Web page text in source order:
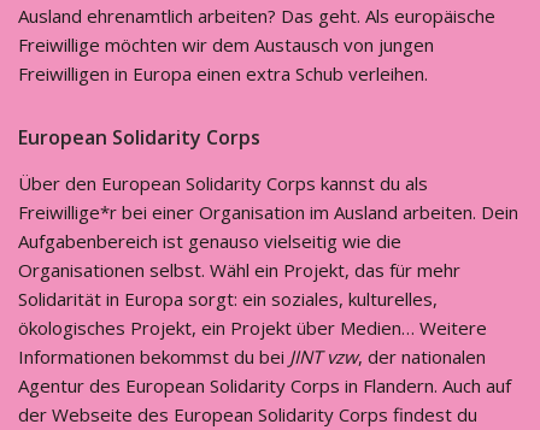
Ausland ehrenamtlich arbeiten? Das geht. Als europäische
Freiwillige möchten wir dem Austausch von jungen
Freiwilligen in Europa einen extra Schub verleihen.
European Solidarity Corps
Über den European Solidarity Corps kannst du als
Freiwillige*r bei einer Organisation im Ausland arbeiten. Dein
Aufgabenbereich ist genauso vielseitig wie die
Organisationen selbst. Wähl ein Projekt, das für mehr
Solidarität in Europa sorgt: ein soziales, kulturelles,
ökologisches Projekt, ein Projekt über Medien… Weitere
Informationen bekommst du bei JINT vzw, der nationalen
Agentur des European Solidarity Corps in Flandern. Auch auf
der Webseite des European Solidarity Corps findest du